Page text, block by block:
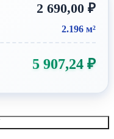
2 690,00 ₽
2.196 м²
5 907,24 ₽